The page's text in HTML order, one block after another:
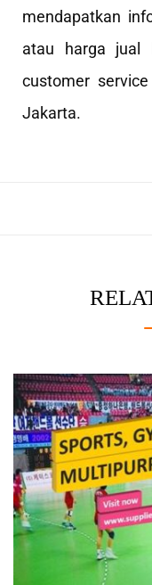
mendapatkan
atau harga jual
customer service
Jakarta.